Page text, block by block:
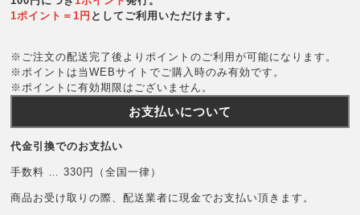
1ポイント＝1円 としてご利用いただけます。
※ご注文の配送完了後よりポイントのご利用が可能になります。
※ポイントは当WEBサイトでご購入時のみ有効です。
※ポイントに有効期限はございません。
お支払いについて
代金引換でのお支払い
手数料 … 330円（全国一律）
商品お受け取りの際、配送業者に現金でお支払い頂きます。